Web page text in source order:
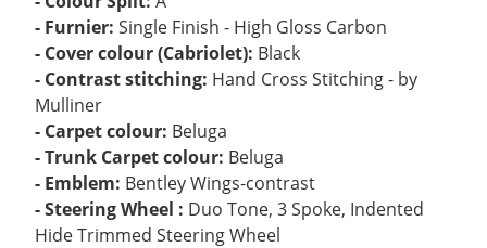
- Furnier: Single Finish - High Gloss Carbon
- Cover colour (Cabriolet): Black
- Contrast stitching: Hand Cross Stitching - by
Mulliner
- Carpet colour: Beluga
- Trunk Carpet colour: Beluga
- Emblem: Bentley Wings-contrast
- Steering Wheel : Duo Tone, 3 Spoke, Indented
Hide Trimmed Steering Wheel